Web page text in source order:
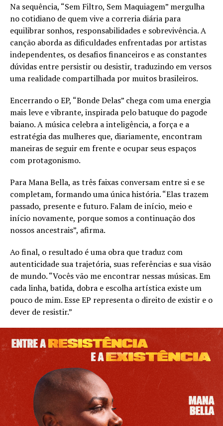
Na sequência, “Sem Filtro, Sem Maquiagem” mergulha
no cotidiano de quem vive a correria diária para
equilibrar sonhos, responsabilidades e sobrevivência. A
canção aborda as dificuldades enfrentadas por artistas
independentes, os desafios financeiros e as constantes
dúvidas entre persistir ou desistir, traduzindo em versos
uma realidade compartilhada por muitos brasileiros.
Encerrando o EP, “Bonde Delas” chega com uma energia
mais leve e vibrante, inspirada pelo batuque do pagode
baiano. A música celebra a inteligência, a força e a
estratégia das mulheres que, diariamente, encontram
maneiras de seguir em frente e ocupar seus espaços
com protagonismo.
Para Mana Bella, as três faixas conversam entre si e se
completam, formando uma única história. “Elas trazem
passado, presente e futuro. Falam de início, meio e
início novamente, porque somos a continuação dos
nossos ancestrais”, afirma.
Ao final, o resultado é uma obra que traduz com
autenticidade sua trajetória, suas referências e sua visão
de mundo. “Vocês vão me encontrar nessas músicas. Em
cada linha, batida, dobra e escolha artística existe um
pouco de mim. Esse EP representa o direito de existir e o
dever de resistir.”